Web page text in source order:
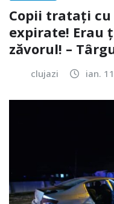
Copii tratați
expirate! Erau
zăvorul! –
clujazi ian.